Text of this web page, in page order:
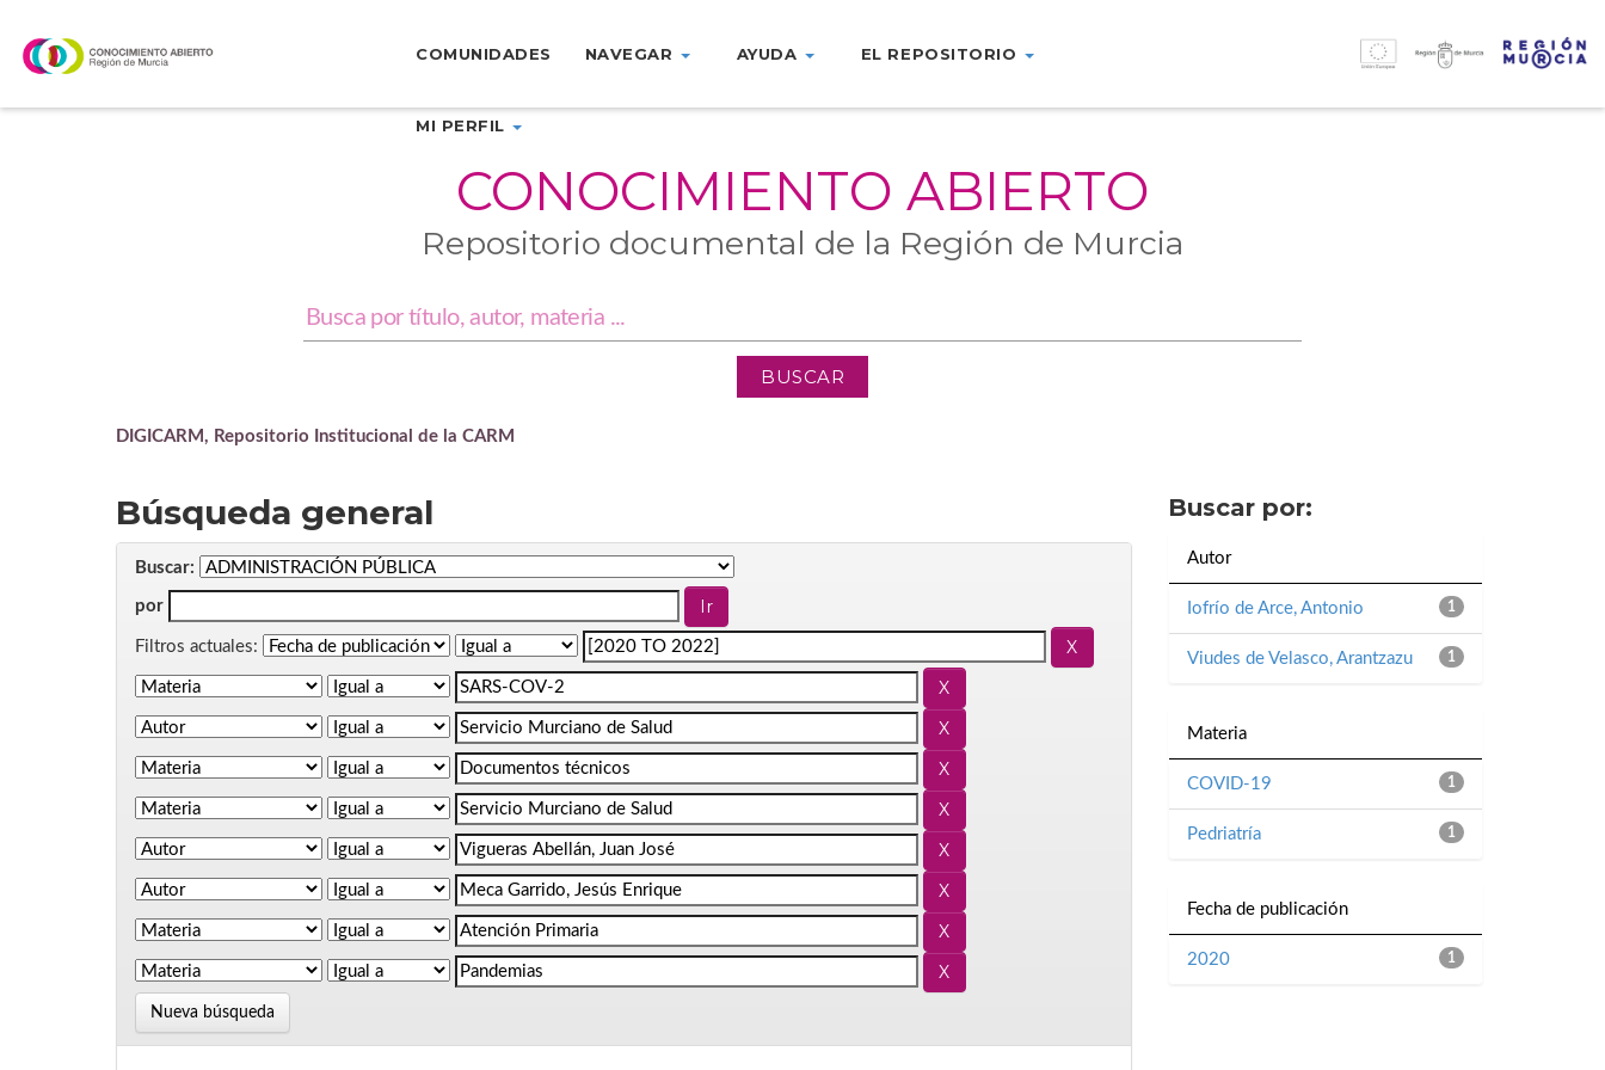
navigation
COMUNIDADES NAVEGAR AYUDA EL REPOSITORIO
MI PERFIL
CONOCIMIENTO ABIERTO
Repositorio documental de la Región de Murcia
DIGICARM, Repositorio Institucional de la CARM
Búsqueda general
Buscar:
por
Filtros actuales:
Nueva búsqueda
Buscar por:
Autor
1
Iofrío de Arce, Antonio
1
Viudes de Velasco, Arantzazu
Materia
1
COVID-19
1
Pedriatría
Fecha de publicación
1
2020